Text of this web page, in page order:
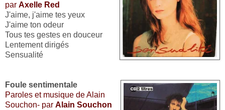
par Axelle Red
J'aime, j'aime tes yeux
J'aime ton odeur
Tous tes gestes en douceur
Lentement dirigés
Sensualité
Foule sentimentale
Paroles et musique de Alain
Souchon- par Alain Souchon